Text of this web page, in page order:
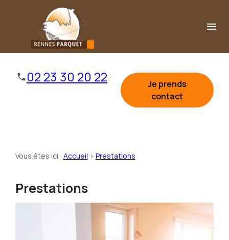
menu
02 23 30 20 22
Je prends
contact
Vous êtes ici : Accueil > Prestations
Prestations
Panneau de gestion des cookies